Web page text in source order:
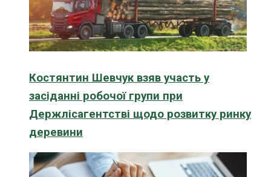
Костянтин Шевчук взяв участь у
засіданні робочої групи при
Держлісагентстві щодо розвитку ринку
деревини